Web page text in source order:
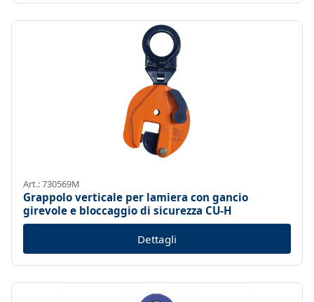
Art.: 730569M
Grappolo verticale per lamiera con gancio
girevole e bloccaggio di sicurezza CU-H
Dettagli